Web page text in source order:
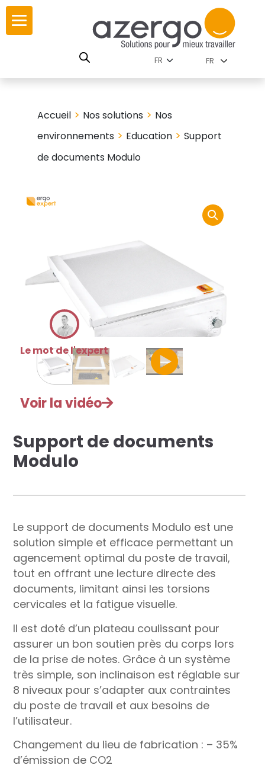
Skip
content
par famille
travail
solutions...
Vie
Azergo
FR
Accueil > Nos solutions > Nos
environnements > Education >Support
de documents Modulo
Le mot de l'expert
Voir la vidéo
Support de documents
Modulo
Le support de documents Modulo est une
solution simple et efficace permettant un
agencement optimal du poste de travail,
tout en offrant une lecture directe des
documents, limitant ainsi les torsions
cervicales et la fatigue visuelle.
Il est doté d’un plateau coulissant pour
assurer un bon soutien près du corps lors
de la prise de notes. Grâce à un système
très simple, son inclinaison est réglable sur
8 niveaux pour s’adapter aux contraintes
du poste de travail et aux besoins de
l’utilisateur.
Changement du lieu de fabrication : – 35%
d’émission de CO2